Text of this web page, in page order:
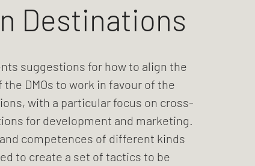
Destinations
suggestions for how to align the
DMOs to work in favour of the
with a particular focus on cross-
for development and marketing.
competences of different kinds
to create a set of tactics to be